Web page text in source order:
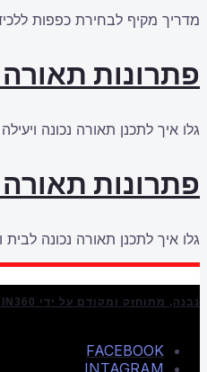
מדריך מקיף לבחירת כפפות
פתרונות
גלו איך לתכנן תאורה נכונה
פתרונות
גלו איך לתכנן תאורה נכונה לבית
נבנה, מתוחזק ומקודם על ידי CLICKIN360
FACEBOOK